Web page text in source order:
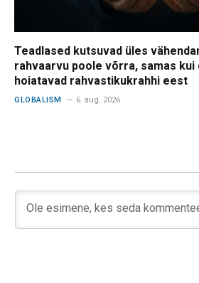
Teadlased kutsuvad üles
rahvaarvu poole võrra, samas
hoiatavad rahvastikukrahhi eest
GLOBALISM 6. aug. 2026